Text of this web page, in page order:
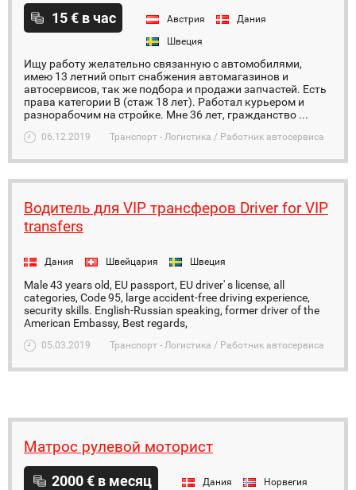
15 € в час Австрия
Дания
Швеция
Ищу работу желательно связанную с автомобилями,
имею 13 летний опыт снабжения автомагазинов и
автосервисов, так же подбора и продажи запчастей. Есть
права категории B (стаж 18 лет). Работал курьером и
разнорабочим на стройке. Мне 36 лет, гражданство ...
06.12.2019 Транспорт - Логистика / Работник автосервиса
Водитель для VIP трансферов Driver for VIP
transfers
Дания Швейцария Швеция
Male 43 years old, EU passport, EU driver' s license, all
categories, Code 95, large accident-free driving experience,
security skills. English-Russian speaking, former driver of the
American Embassy, Best regards,
05.03.2019 Транспорт - Логистика / Работник автосервиса
Матрос рулевой моторист
2000 € в месяц Дания Норвегия